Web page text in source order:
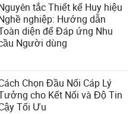
tắc Thiết kế Huy hiệu
nghiệp: Hướng dẫn
diện để Đáp ứng Nhu
Người dùng
Chọn Đầu Nối Cáp Lý
cho Kết Nối và Độ Tin
Tối Ưu